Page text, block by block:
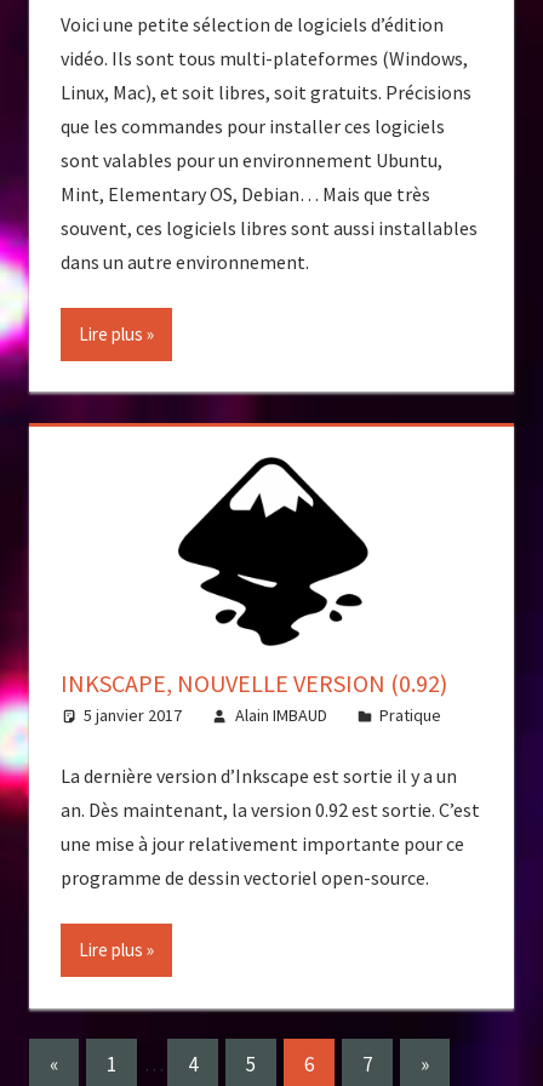
Voici une petite sélection de logiciels d’édition
vidéo. Ils sont tous multi-plateformes (Windows,
Linux, Mac), et soit libres, soit gratuits. Précisions
que les commandes pour installer ces logiciels
sont valables pour un environnement Ubuntu,
Mint, Elementary OS, Debian… Mais que très
souvent, ces logiciels libres sont aussi installables
dans un autre environnement.
Lire plus
INKSCAPE, NOUVELLE VERSION (0.92)
5 janvier 2017 Alain IMBAUD Pratique
La dernière version d’Inkscape est sortie il y a un
an. Dès maintenant, la version 0.92 est sortie. C’est
une mise à jour relativement importante pour ce
programme de dessin vectoriel open-source.
Lire plus
Pagination
«Previous
1 … 4 5 6 7
Next
»